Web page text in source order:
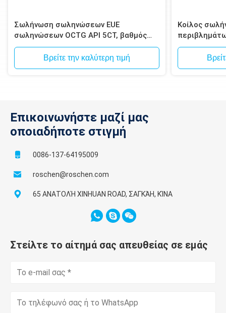
Σωλήνωση σωληνώσεων EUE
σωληνώσεων OCTG API 5CT, βαθμός
J55/K55, N80, C90, C95, P110, άκρες
EUE API 5CTΒρείτε την καλύτερη τιμή
Κοίλος
ίντσας για
Επικοινωνήστε μαζί μας
οποιαδήποτε στιγμή
0086-137-64195009
roschen@roschen.com
65 ΑΝΑΤΟΛΉ XINHUAN ROAD, ΣΑΓΚΆΗ, ΚΊΝΑ
Στείλτε το αίτημά σας απευθείας σε εμάς